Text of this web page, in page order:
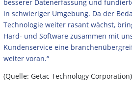
besserer Datenerfassung und
in schwieriger Umgebung. Da der
Technologie weiter rasant wächst,
Hard- und Software zusammen mit
Kundenservice eine
weiter voran.“
(Quelle: Getac Technology Corporation)